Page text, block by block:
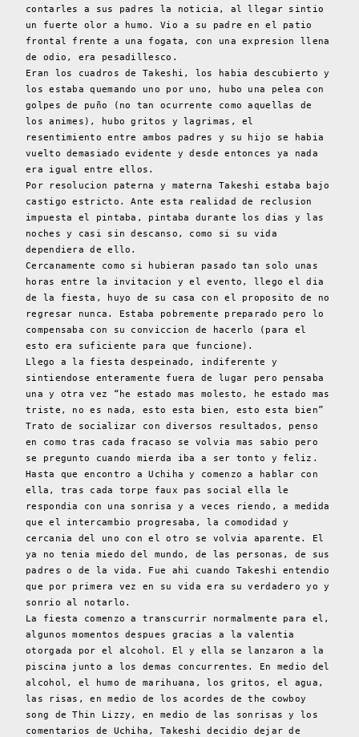
contarles a sus padres la noticia, al llegar sintio
un fuerte olor a humo. Vio a su padre en el patio
frontal frente a una fogata, con una expresion llena
de odio, era pesadillesco.
Eran los cuadros de Takeshi, los habia descubierto y
los estaba quemando uno por uno, hubo una pelea con
golpes de puño (no tan ocurrente como aquellas de
los animes), hubo gritos y lagrimas, el
resentimiento entre ambos padres y su hijo se habia
vuelto demasiado evidente y desde entonces ya nada
era igual entre ellos.
Por resolucion paterna y materna Takeshi estaba bajo
castigo estricto. Ante esta realidad de reclusion
impuesta el pintaba, pintaba durante los dias y las
noches y casi sin descanso, como si su vida
dependiera de ello.
Cercanamente como si hubieran pasado tan solo unas
horas entre la invitacion y el evento, llego el dia
de la fiesta, huyo de su casa con el proposito de no
regresar nunca. Estaba pobremente preparado pero lo
compensaba con su conviccion de hacerlo (para el
esto era suficiente para que funcione).
Llego a la fiesta despeinado, indiferente y
sintiendose enteramente fuera de lugar pero pensaba
una y otra vez “he estado mas molesto, he estado mas
triste, no es nada, esto esta bien, esto esta bien”
Trato de socializar con diversos resultados, penso
en como tras cada fracaso se volvia mas sabio pero
se pregunto cuando mierda iba a ser tonto y feliz.
Hasta que encontro a Uchiha y comenzo a hablar con
ella, tras cada torpe faux pas social ella le
respondia con una sonrisa y a veces riendo, a medida
que el intercambio progresaba, la comodidad y
cercania del uno con el otro se volvia aparente. El
ya no tenia miedo del mundo, de las personas, de sus
padres o de la vida. Fue ahi cuando Takeshi entendio
que por primera vez en su vida era su verdadero yo y
sonrio al notarlo.
La fiesta comenzo a transcurrir normalmente para el,
algunos momentos despues gracias a la valentia
otorgada por el alcohol. El y ella se lanzaron a la
piscina junto a los demas concurrentes. En medio del
alcohol, el humo de marihuana, los gritos, el agua,
las risas, en medio de los acordes de the cowboy
song de Thin Lizzy, en medio de las sonrisas y los
comentarios de Uchiha, Takeshi decidio dejar de